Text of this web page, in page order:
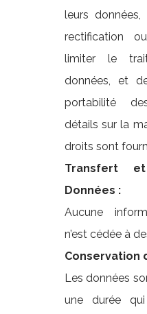
leurs
rectification
limiter le
données, et
portabilité
détails sur la
droits sont
Transfert
Données :
Aucune
n’est cédée à
Conservation
Les données
une durée